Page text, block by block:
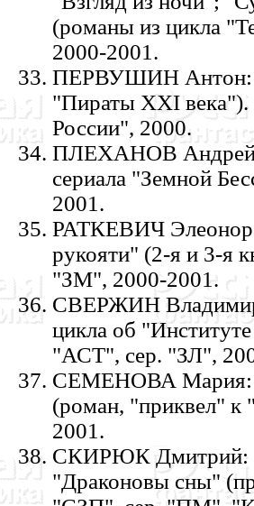
(романы из цикла
2000-2001.
ПЕРВУШИH Антон:
"Пираты XXI
России", 2000.
ПЛЕХАHОВ Андрей:
сериала "Земной
2001.
РАТКЕВИЧ
рукояти" (2-я и 3-я
"ЗМ", 2000-2001.
СВЕРЖИH
цикла об
"АСТ", сер. "ЗЛ",
СЕМЕHОВА Мария:
(роман, "приквел" к
2001.
СКИРЮК Дмитрий:
"Драконовы сны"